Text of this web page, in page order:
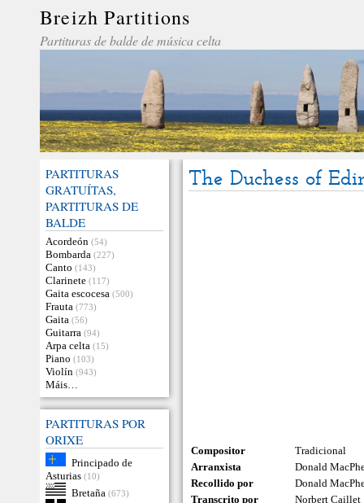
Breizh Partitions
Partituras de balde de música celta
PARTITURAS
GRATUÍTAS,
PARTITURAS DE
BALDE
Acordeón (54)
Bombarda (227)
Canto (143)
Clarinete (117)
Gaita escocesa (500)
Frauta (773)
Gaita (56)
Guitarra (94)
Arpa celta (15)
Piano (103)
Violín (943)
Máis…
PARTITURAS POR
ORIXE
Principado de
Asturias (10)
Bretaña (673)
The Duchess of
Compositor
Tradicional
Arranxista
Donald
Recollido por
Donald
Transcrito por
Norbert Caillet